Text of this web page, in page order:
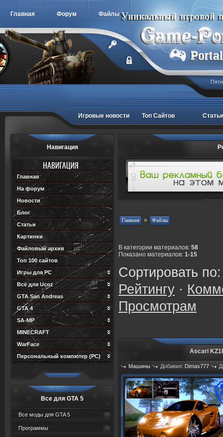
Главная Форум Файлы
Игровые новости Топ Сайтов Статьи
Навигация
Главная
На форум
Новости
Блог
Статьи
Картинки
Файловый архив
Топ 100 сайтов
Игры для PC
Всё для Ucoz
GTA San Andreas
GTA 4
SA-MP
MINECRAFT
WarFace
Персональный компютер (PC)
Все для GTA 5
Все моды для GTA 5
Программы
»
В категории материалов: 58
Показано материалов: 1-15
Сортировать по
Рейтингу ·
Просмотрам
Ascari
Машины Добавил: Dimas777
Просмотров: 713